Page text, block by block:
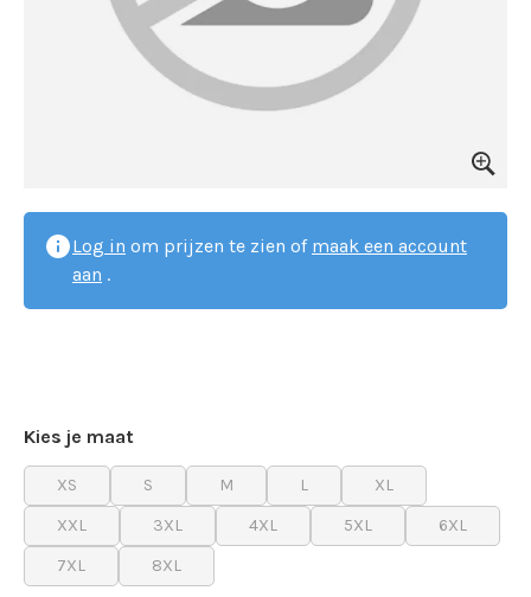
Log in om prijzen te zien of maak een account
aan .
Kies je maat
XS S M L
XL
XXL
3XL 4XL 5XL
6XL
7XL
8XL